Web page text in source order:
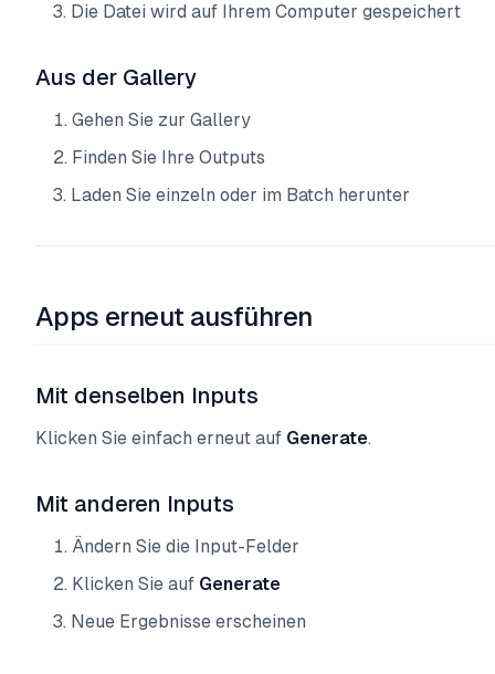
Die Datei wird auf Ihrem Computer gespeichert
Aus der Gallery
Gehen Sie zur Gallery
Finden Sie Ihre Outputs
Laden Sie einzeln oder im Batch herunter
Apps erneut ausführen
Mit denselben Inputs
Klicken Sie einfach erneut auf Generate.
Mit anderen Inputs
Ändern Sie die Input-Felder
Klicken Sie auf Generate
Neue Ergebnisse erscheinen